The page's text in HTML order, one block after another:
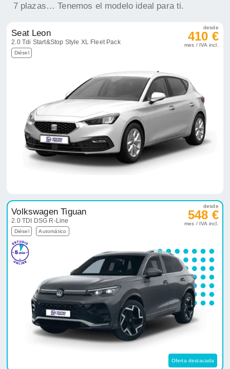
7 plazas… Tenemos el modelo ideal para ti.
Seat Leon
2.0 Tdi Start&Stop Style XL Fleet Pack
Diésel
desde
410 €
mes / IVA incl.
Volkswagen Tiguan
2.0 TDI DSG R-Line
Diésel Automático
desde
548 €
mes / IVA incl.
Oferta destacada